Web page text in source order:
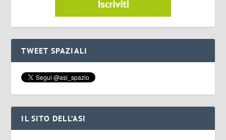
TWEET SPAZIALI
IL SITO DELL’ASI